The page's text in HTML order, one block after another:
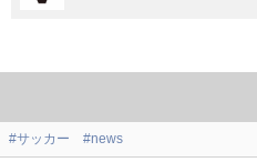
#サッカー #news